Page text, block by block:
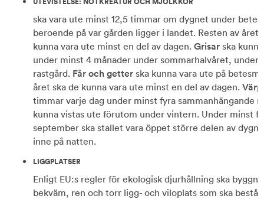
ska vara ute minst 12,5 timmar om dygnet under
beroende på var gården ligger i landet. Resten av
kunna vara ute minst en del av dagen. Grisar ska
under minst 4 månader under sommarhalvåret,
rastgård. Får och getter ska kunna vara ute på
året ska de kunna vara ute minst en del av dagen.
timmar varje dag under minst fyra sammanhängande
kunna vistas ute förutom under vintern. Under minst
september ska stallet vara öppet större delen av
inne på natten.
LIGGPLATSER
Enligt EU:s regler för ekologisk djurhållning ska
bekväm, ren och torr ligg- och viloplats som ska